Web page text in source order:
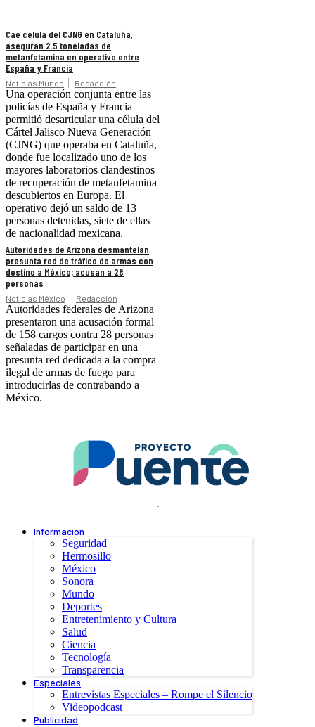
Cae célula del CJNG en Cataluña,
aseguran 2.5 toneladas de
metanfetamina en operativo entre
España y Francia
Noticias Mundo Redacción
Una operación conjunta entre las
policías de España y Francia
permitió desarticular una célula del
Cártel Jalisco Nueva Generación
(CJNG) que operaba en Cataluña,
donde fue localizado uno de los
mayores laboratorios clandestinos
de recuperación de metanfetamina
descubiertos en Europa. El
operativo dejó un saldo de 13
personas detenidas, siete de ellas
de nacionalidad mexicana.
Autoridades de Arizona desmantelan
presunta red de tráfico de armas con
destino a México; acusan a 28
personas
Noticias México Redacción
Autoridades federales de Arizona
presentaron una acusación formal
de 158 cargos contra 28 personas
señaladas de participar en una
presunta red dedicada a la compra
ilegal de armas de fuego para
introducirlas de contrabando a
México.
.
Información
Seguridad
Hermosillo
México
Sonora
Mundo
Deportes
Entretenimiento y Cultura
Salud
Ciencia
Tecnología
Transparencia
Especiales
Entrevistas Especiales – Rompe el Silencio
Videopodcast
Publicidad